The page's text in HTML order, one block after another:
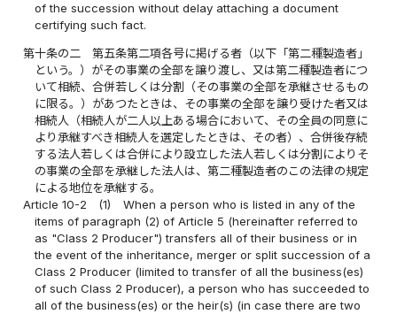
of the succession without delay attaching a document
certifying such fact.
第十条の二
第五条第二項各号に掲げる者（以下「第二種製造者」
という。）がその事業の全部を譲り渡し、又は第二種製造者につ
いて相続、合併若しくは分割（その事業の全部を承継させるもの
に限る。）があつたときは、その事業の全部を譲り受けた者又は
相続人（相続人が二人以上ある場合において、その全員の同意に
より承継すべき相続人を選定したときは、その者）、合併後存続
する法人若しくは合併により設立した法人若しくは分割によりそ
の事業の全部を承継した法人は、第二種製造者のこの法律の規定
による地位を承継する。
Article 10-2
(1)
When a person who is listed in any of the
items of paragraph (2) of Article 5 (hereinafter referred to
as "Class 2 Producer") transfers all of their business or in
the event of the inheritance, merger or split succession of a
Class 2 Producer (limited to transfer of all the business(es)
of such Class 2 Producer), a person who has succeeded to
all of the business(es) or the heir(s) (in case there are two